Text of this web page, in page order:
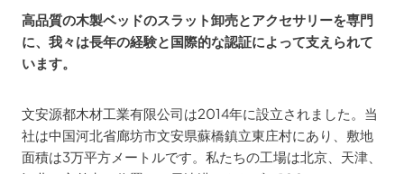
高品質の木製ベッドのスラット卸売とアクセサリーを専門
に、我々は長年の経験と国際的な認証によって支えられて
います。
文安源都木材工業有限公司は2014年に設立されました。当
社は中国河北省廊坊市文安県蘇橋鎮立東庄村にあり、敷地
面積は3万平方メートルです。私たちの工場は北京、天津、